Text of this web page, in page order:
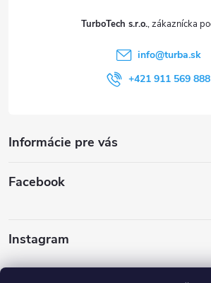
TurboTech s.r.o.
info@turba.sk
+421 911 569 888
Informácie pre vás
Facebook
Instagram